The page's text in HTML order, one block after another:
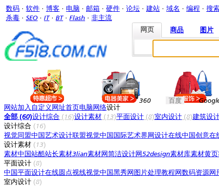
数码 · 软件 · 博客 · 电脑 · 邮箱 · 硬件 · 论坛 · 建站 · 域名 · 编程 · 搜
杀毒 · SEO · IT· BT· Flash · 非主流
网页
网页 商品
商品 图片
图片
360 百度
网站加入 自定义网址首页电脑网络设计
全部 (60)设计综合 (16)设计素材 (13)平面设计 (8)室内设计 (8)建筑设
设计综合 (16)
视觉同盟中国艺术设计联盟视觉中国国际艺术界网设计在线中国创意在
设计素材 (13)
素材中国站酷站长素材3lian素材网简洁设计网52design素材库素材黄页
平面设计 (8)
中国平面设计在线圆点视线视觉中国黑秀网图片处理教程网数码资源网
室内设计 (8)